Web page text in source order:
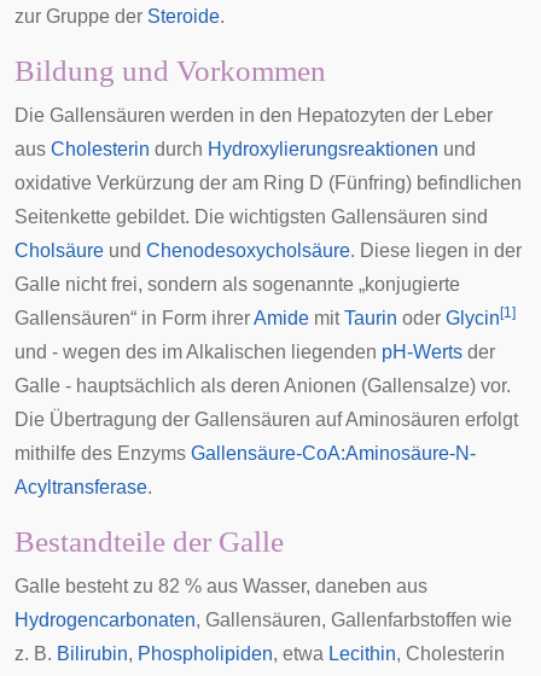
zur Gruppe der Steroide.
Bildung und Vorkommen
Die Gallensäuren werden in den Hepatozyten der Leber
aus Cholesterin durch Hydroxylierungsreaktionen und
oxidative Verkürzung der am Ring D (Fünfring) befindlichen
Seitenkette gebildet. Die wichtigsten Gallensäuren sind
Cholsäure und Chenodesoxycholsäure. Diese liegen in der
Galle nicht frei, sondern als sogenannte „konjugierte
Gallensäuren“ in Form ihrerAmide mitTaurin oder Glycin [1]
und - wegen des im Alkalischen liegenden pH-Werts der
Galle - hauptsächlich als deren Anionen (Gallensalze) vor.
Die Übertragung der Gallensäuren auf Aminosäuren erfolgt
mithilfe des Enzyms Gallensäure-CoA:Aminosäure-N-
Acyltransferase.
Bestandteile der Galle
Galle besteht zu 82 % aus Wasser, daneben aus
Hydrogencarbonaten, Gallensäuren, Gallenfarbstoffen wie
z. B. Bilirubin, Phospholipiden, etwa Lecithin, Cholesterin